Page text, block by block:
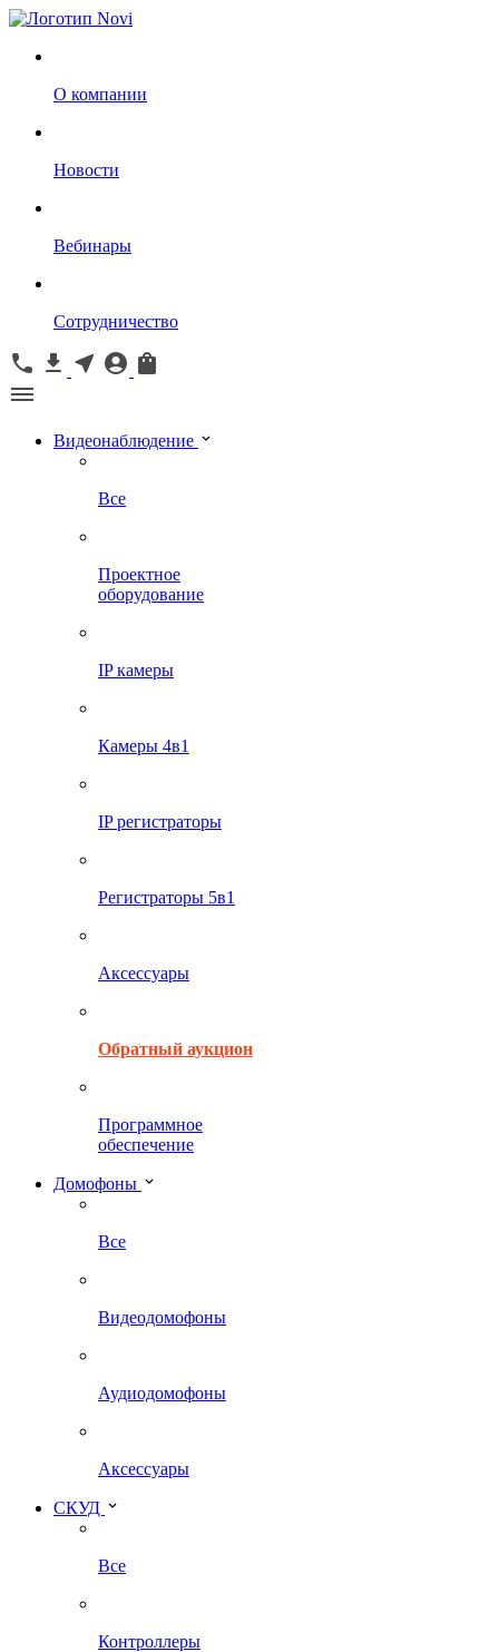
О компании
Новости
Вебинары
Сотрудничество
Видеонаблюдение
Все
Проектное
оборудование
IP камеры
Камеры 4в1
IP регистраторы
Регистраторы 5в1
Аксессуары
Обратный аукцион
Программное
обеспечение
Домофоны
Все
Видеодомофоны
Аудиодомофоны
Аксессуары
СКУД
Все
Контроллеры